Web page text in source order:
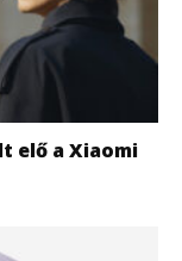
elő a Xiaomi